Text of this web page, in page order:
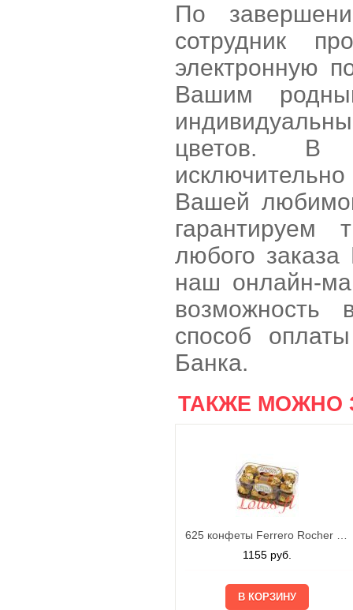
По
сотрудник
электронную
Вашим
цветов. В
Вашей
гарантируем
любого заказа
наш онлайн-
возможность
способ
Банка.
ТАКЖЕ МОЖНО
625 конфеты Ferrero Rocher 200г
1155 руб.